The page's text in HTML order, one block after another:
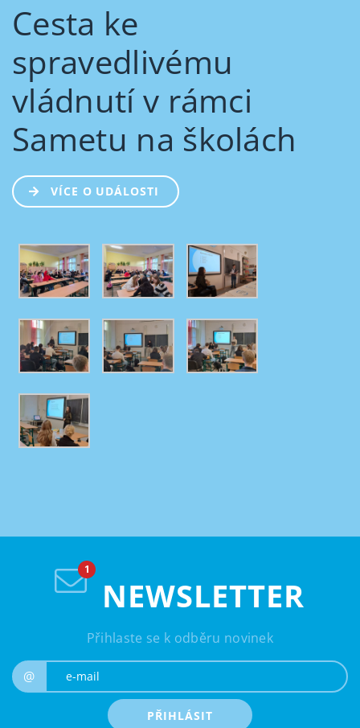
Cesta ke
spravedlivému
vládnutí v rámci
Sametu na školách
VÍCE O UDÁLOSTI
NEWSLETTER
Přihlaste se k odběru novinek
@
PŘIHLÁSIT